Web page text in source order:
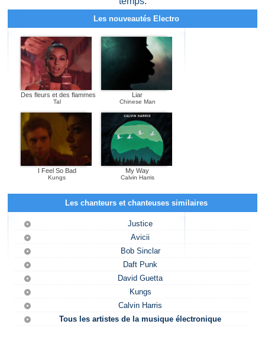
Les nouveautés Electro
Des fleurs et des flammes
Tal
Liar
Chinese Man
I Feel So Bad
Kungs
My Way
Calvin Harris
Les chanteurs et chanteuses similaires
Justice
Avicii
Bob Sinclar
Daft Punk
David Guetta
Kungs
Calvin Harris
Tous les artistes de la musique électronique